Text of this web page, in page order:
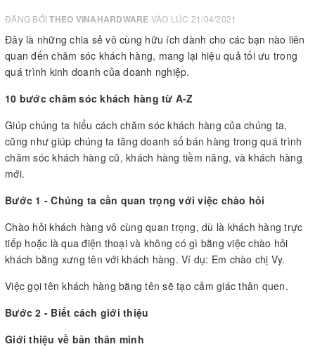
ĐĂNG BỞITHEO VINAHARDWARE VÀO LÚC 21/04/2021
Đây là những chia sẻ vô cùng hữu ích dành cho các bạn nào liên
quan đến chăm sóc khách hàng, mang lại hiệu quả tối ưu trong
quá trình kinh doanh của doanh nghiệp.
10 bước chăm sóc khách hàng từ A-Z
Giúp chúng ta hiểu cách chăm sóc khách hàng của chúng ta,
cũng như giúp chúng ta tăng doanh số bán hàng trong quá trình
chăm sóc khách hàng cũ, khách hàng tiềm năng, và khách hàng
mới.
Bước 1 - Chúng ta cần quan trọng với việc chào hỏi
Chào hỏi khách hàng vô cùng quan trọng, dù là khách hàng trực
tiếp hoặc là qua điện thoại và không có gì bằng việc chào hỏi
khách bằng xưng tên với khách hàng. Ví dụ: Em chào chị Vy.
Việc gọi tên khách hàng bằng tên sẽ tạo cảm giác thân quen.
Bước 2 - Biết cách giới thiệu
Giới thiệu về bản thân mình